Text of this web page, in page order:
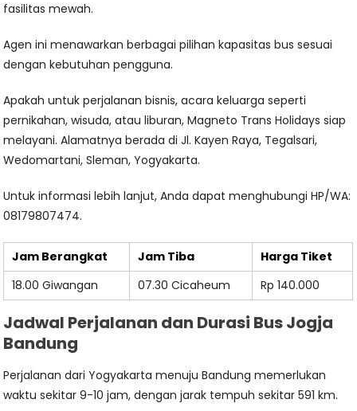
fasilitas mewah.
Agen ini menawarkan berbagai pilihan kapasitas bus sesuai
dengan kebutuhan pengguna.
Apakah untuk perjalanan bisnis, acara keluarga seperti
pernikahan, wisuda, atau liburan, Magneto Trans Holidays siap
melayani. Alamatnya berada di Jl. Kayen Raya, Tegalsari,
Wedomartani, Sleman, Yogyakarta.
Untuk informasi lebih lanjut, Anda dapat menghubungi HP/WA:
08179807474.
Jam Berangkat Jam Tiba
Harga Tiket
18.00 Giwangan
07.30 Cicaheum Rp 140.000
Jadwal Perjalanan dan Durasi Bus Jogja
Bandung
Perjalanan dari Yogyakarta menuju Bandung memerlukan
waktu sekitar 9-10 jam, dengan jarak tempuh sekitar 591 km.